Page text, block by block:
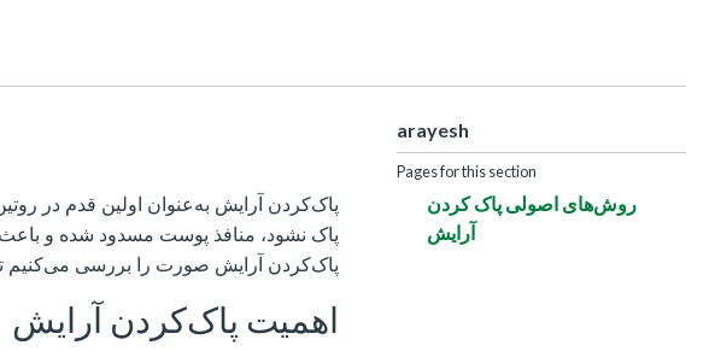
پاک‌کردن آرایش به‌عنوان اولین قدم در
پاک نشود، منافذ پوست مسدود شده و
پاک‌کردن آرایش صورت را بررسی می‌کنیم تا
اهمیت پاک‌کردن آرایش
arayesh
Pages for this section
روش‌های اصولی پاک کردن
آرایش